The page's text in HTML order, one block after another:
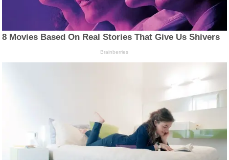
8 Movies Based On Real Stories That Give Us Shivers
Brainberries